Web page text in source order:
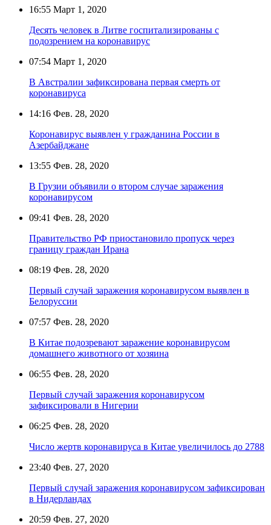
16:55 Март 1, 2020
Десять человек в Литве госпитализированы с
подозрением на коронавирус
07:54 Март 1, 2020
В Австралии зафиксирована первая смерть от
коронавируса
14:16 Фев. 28, 2020
Коронавирус выявлен у гражданина России в
Азербайджане
13:55 Фев. 28, 2020
В Грузии объявили о втором случае заражения
коронавирусом
09:41 Фев. 28, 2020
Правительство РФ приостановило пропуск через
границу граждан Ирана
08:19 Фев. 28, 2020
Первый случай заражения коронавирусом выявлен в
Белоруссии
07:57 Фев. 28, 2020
В Китае подозревают заражение коронавирусом
домашнего животного от хозяина
06:55 Фев. 28, 2020
Первый случай заражения коронавирусом
зафиксировали в Нигерии
06:25 Фев. 28, 2020
Число жертв коронавируса в Китае увеличилось до 2788
23:40 Фев. 27, 2020
Первый случай заражения коронавирусом зафиксирован
в Нидерландах
20:59 Фев. 27, 2020